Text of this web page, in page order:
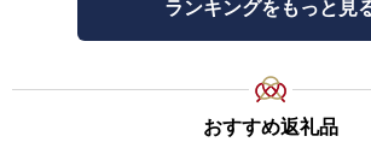
ランキングをもっと見
おすすめ返礼品